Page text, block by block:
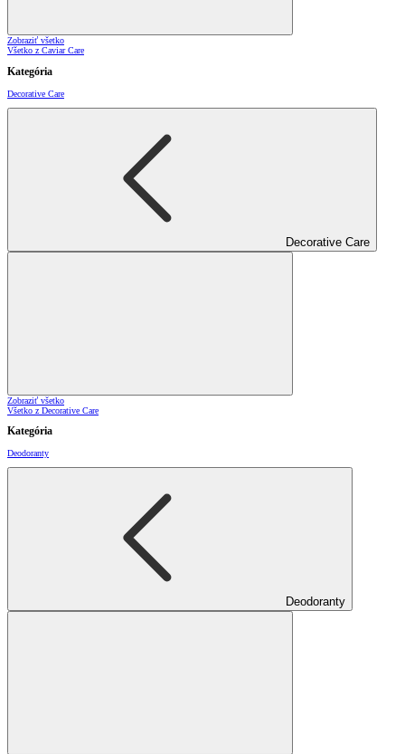
Zobraziť všetko
Všetko z Caviar Care
Kategória
Decorative Care
Decorative Care
Zobraziť všetko
Všetko z Decorative Care
Kategória
Deodoranty
Deodoranty